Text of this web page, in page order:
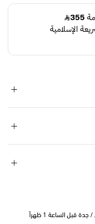
قبل الساعة 1 ظهراً